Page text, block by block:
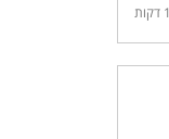
דקות